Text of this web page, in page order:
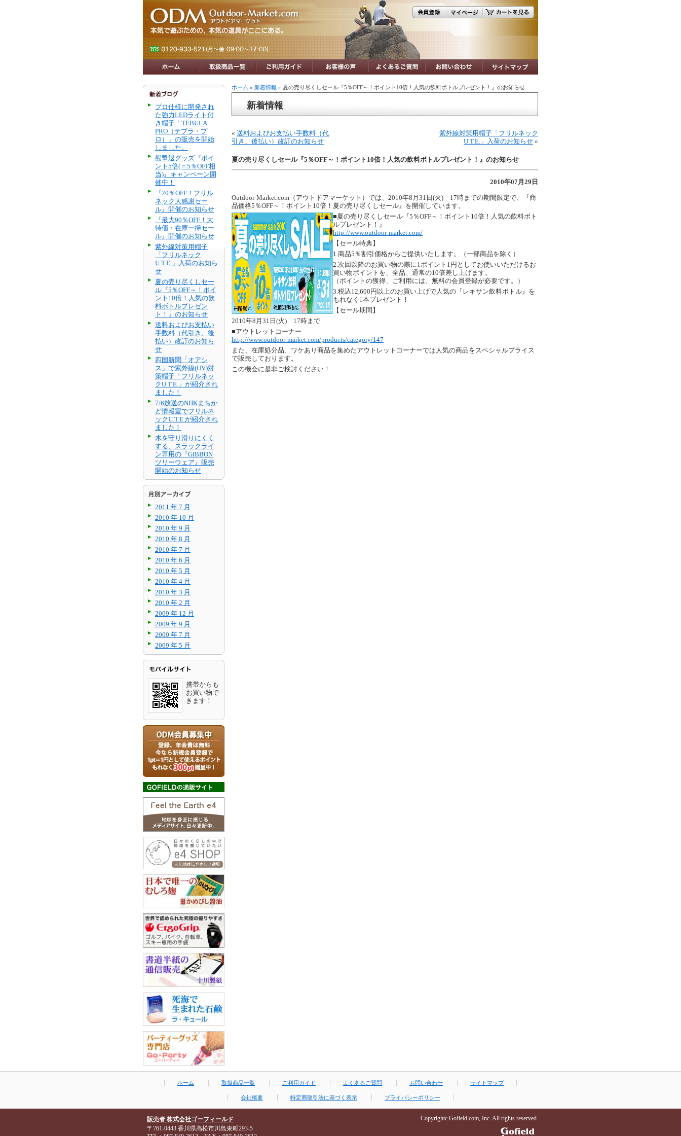
プロ仕様に開発され
た強力LEDライト付
き帽子「TEBULA
PRO（テブラ・プ
ロ）」の販売を開始
しました。
熊撃退グッズ『ポイ
ント5倍(＝5％OFF相
当)』キャンペーン開
催中！
『20％OFF！フリル
ネック大感謝セー
ル』開催のお知らせ
『最大90％OFF！大
特価・在庫一掃セー
ル』開催のお知らせ
紫外線対策用帽子
「フリルネック
U.T.E.」入荷のお知ら
せ
夏の売り尽くしセー
ル『5％OFF～！ポイ
ント10倍！人気の飲
料ボトルプレゼン
ト！』のお知らせ
送料およびお支払い
手数料（代引き、後
払い）改訂のお知ら
せ
四国新聞「オアシ
ス」で紫外線(UV)対
策帽子「フリルネッ
クU.T.E.」が紹介され
ました！
7/6放送のNHKまちか
ど情報室でフリルネ
ックU.T.E.が紹介され
ました！
木を守り滑りにくく
する、スラックライ
ン専用の『GIBBON
ツリーウェア』販売
開始のお知らせ
2011 年 7 月
2010 年 10 月
2010 年 9 月
2010 年 8 月
2010 年 7 月
2010 年 6 月
2010 年 5 月
2010 年 4 月
2010 年 3 月
2010 年 2 月
2009 年 12 月
2009 年 9 月
2009 年 7 月
2009 年 5 月
携帯からも
お買い物で
きます！
ホーム » 新着情報 » 夏の売り尽くしセール『5％OFF～！ポイント10倍！人気の飲料ボトルプレゼント！』のお知らせ
新着情報
« 送料およびお支払い手数料（代
引き、後払い）改訂のお知らせ
紫外線対策用帽子「フリルネック
U.T.E.」入荷のお知らせ »
夏の売り尽くしセール『5％OFF～！ポイント10倍！人気の飲料ボトルプレゼント！』のお知らせ
2010年07月29日
Outdoor-Market.com（アウトドアマーケット）では、2010年8月31日(火) 17時までの期間限定で、『商
品価格5％OFF～！ポイント10倍！夏の売り尽くしセール』を開催しています。
■夏の売り尽くしセール『5％OFF～！ポイント10倍！人気の飲料ボト
ルプレゼント！』
http://www.outdoor-market.com/
【セール特典】
1.商品5％割引価格からご提供いたします。（一部商品を除く）
2.次回以降のお買い物の際に1ポイント1円としてお使いいただけるお
買い物ポイントを、全品、通常の10倍差し上げます。
（ポイントの獲得、ご利用には、無料の会員登録が必要です。）
3.税込12,600円以上のお買い上げで人気の『レキサン飲料ボトル』を
もれなく1本プレゼント！
【セール期間】
2010年8月31日(火) 17時まで
■アウトレットコーナー
http://www.outdoor-market.com/products/category/147
また、在庫処分品、ワケあり商品を集めたアウトレットコーナーでは人気の商品をスペシャルプライス
で販売しております。
この機会に是非ご検討ください！
ホーム 取扱商品一覧 ご利用ガイド よくあるご質問 お問い合わせ サイトマップ
会社概要 特定商取引法に基づく表示 プライバシーポリシー
販売者 株式会社ゴーフィールド
〒761-0443 香川県高松市川島東町293-5
Copyrightc Gofield.com, Inc. All rights reserved.